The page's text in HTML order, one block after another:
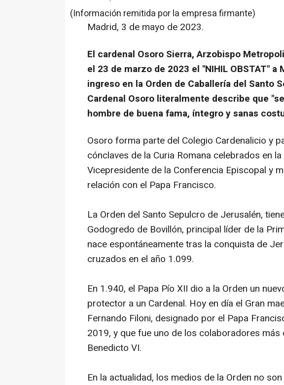
(Información remitida por la empresa firmante)
Madrid, 3 de mayo de 2023.
El cardenal Osoro Sierra, Arzobispo
el 23 de marzo de 2023 el "NIHIL OBSTAT" a
ingreso en la Orden de Caballería del Santo
Cardenal Osoro literalmente describe que
hombre de buena fama, íntegro y sanas
Osoro forma parte del Colegio Cardenalicio y
cónclaves de la Curia Romana celebrados en la
Vicepresidente de la Conferencia Episcopal y
relación con el Papa Francisco.
La Orden del Santo Sepulcro de Jerusalén,
Godogredo de Bovillón, principal líder de la
nace espontáneamente tras la conquista de
cruzados en el año 1.099.
En 1.940, el Papa Pío XII dio a la Orden un
protector a un Cardenal. Hoy en día el Gran
Fernando Filoni, designado por el Papa
2019, y que fue uno de los colaboradores más
Benedicto VI.
En la actualidad, los medios de la Orden no